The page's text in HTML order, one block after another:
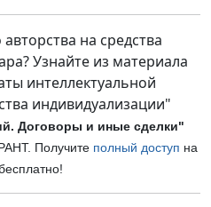
на средства
Узнайте из материала
интеллектуальной
индивидуализации"
Договоры и иные сделки"
Получите полный доступ на